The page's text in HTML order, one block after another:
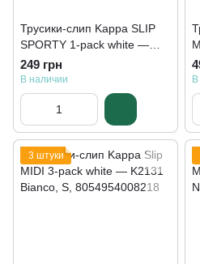
Трусики-слип Kappa SLIP
SPORTY 1-pack white —
K2140 Bianco
249 грн
В наличии
3 штуки